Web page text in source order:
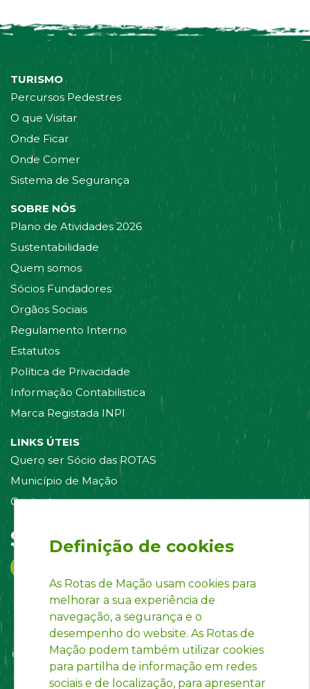
TURISMO
Percursos Pedestres
O que Visitar
Onde Ficar
Onde Comer
Sistema de Segurança
SOBRE NÓS
Plano de Atividades 2026
Sustentabilidade
Quem somos
Sócios Fundadores
Orgãos Sociais
Regulamento Interno
Estatutos
Política de Privacidade
Informação Contabilistica
Marca Registada INPI
LINKS ÚTEIS
Quero ser Sócio das ROTAS
Município de Mação
Contacte-nos
Siga-nos em:
Definição de cookies
As Rotas de Mação usam cookies para
melhorar a sua experiência de
navegação, a segurança e o
desempenho do website. As Rotas de
Mação podem também utilizar cookies
para partilha de informação em redes
sociais e de localização, para apresentar